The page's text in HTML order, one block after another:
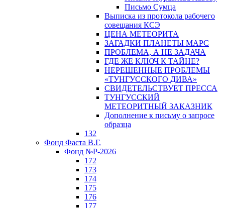
Письмо Сумца
Выписка из протокола рабочего
совещания КСЭ
ЦЕНА МЕТЕОРИТА
ЗАГАДКИ ПЛАНЕТЫ МАРС
ПРОБЛЕМА, А НЕ ЗАДАЧА
ГДЕ ЖЕ КЛЮЧ К ТАЙНЕ?
НЕРЕШЕННЫЕ ПРОБЛЕМЫ
«ТУНГУССКОГО ДИВА»
СВИДЕТЕЛЬСТВУЕТ ПРЕССА
ТУНГУССКИЙ
МЕТЕОРИТНЫЙ ЗАКАЗНИК
Дополнение к письму о запросе
образца
132
Фонд Фаста В.Г.
Фонд №Р-2026
172
173
174
175
176
177